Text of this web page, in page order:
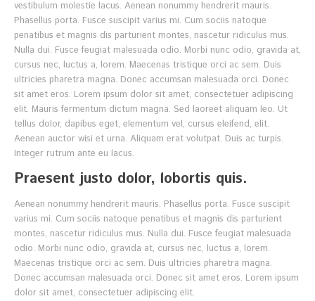
vestibulum molestie lacus. Aenean nonummy hendrerit mauris.
Phasellus porta. Fusce suscipit varius mi. Cum sociis natoque
penatibus et magnis dis parturient montes, nascetur ridiculus mus.
Nulla dui. Fusce feugiat malesuada odio. Morbi nunc odio, gravida at,
cursus nec, luctus a, lorem. Maecenas tristique orci ac sem. Duis
ultricies pharetra magna. Donec accumsan malesuada orci. Donec
sit amet eros. Lorem ipsum dolor sit amet, consectetuer adipiscing
elit. Mauris fermentum dictum magna. Sed laoreet aliquam leo. Ut
tellus dolor, dapibus eget, elementum vel, cursus eleifend, elit.
Aenean auctor wisi et urna. Aliquam erat volutpat. Duis ac turpis.
Integer rutrum ante eu lacus.
Praesent justo dolor, lobortis quis.
Aenean nonummy hendrerit mauris. Phasellus porta. Fusce suscipit
varius mi. Cum sociis natoque penatibus et magnis dis parturient
montes, nascetur ridiculus mus. Nulla dui. Fusce feugiat malesuada
odio. Morbi nunc odio, gravida at, cursus nec, luctus a, lorem.
Maecenas tristique orci ac sem. Duis ultricies pharetra magna.
Donec accumsan malesuada orci. Donec sit amet eros. Lorem ipsum
dolor sit amet, consectetuer adipiscing elit.